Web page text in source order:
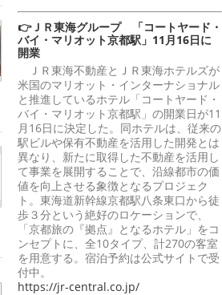
👉ＪＲ東海グループ 「コートヤード・
バイ・マリオット京都駅」11月16日に
開業
ＪＲ東海不動産とＪＲ東海ホテルズが
米国のマリオット・インターナショナル
と推進しているホテル「コートヤード・
バイ・マリオット京都駅」の開業日が11
月16日に決定した。同ホテルは、従来の
駅ビルや保有不動産を活用した開発とは
異なり、新たに取得した不動産を活用し
て事業を展開することで、沿線都市の価
値を向上させる象徴となるプロジェク
ト。東海道新幹線京都駅八条東口から徒
歩３分という絶好のロケーションで、
「京都旅の『拠点』となるホテル」をコ
ンセプトに、全10タイプ、計270の客室
を用意する。宿泊予約は公式サイトで受
付中。
https://jr-central.co.jp/